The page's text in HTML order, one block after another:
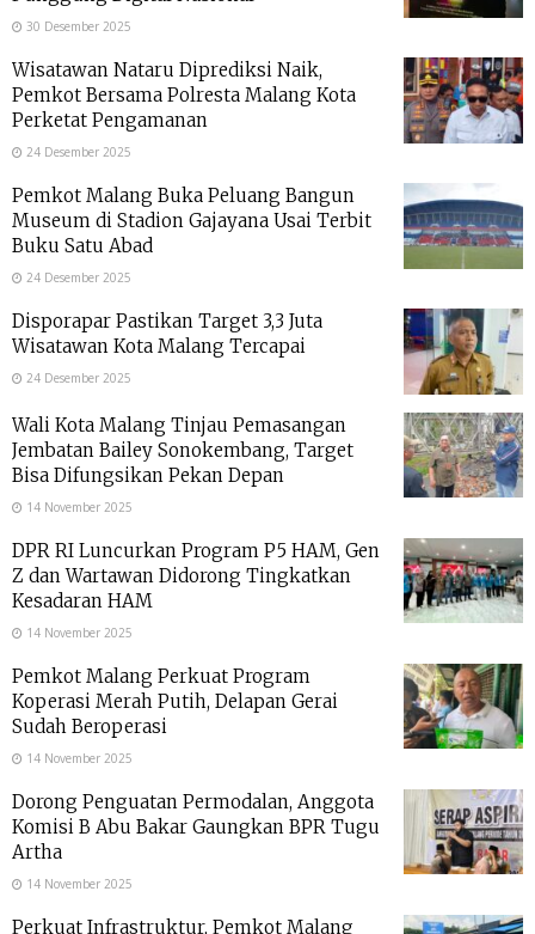
30 Desember 2025
Wisatawan Nataru Diprediksi Naik,
Pemkot Bersama Polresta Malang Kota
Perketat Pengamanan
24 Desember 2025
Pemkot Malang Buka Peluang Bangun
Museum di Stadion Gajayana Usai Terbit
Buku Satu Abad
24 Desember 2025
Disporapar Pastikan Target 3,3 Juta
Wisatawan Kota Malang Tercapai
24 Desember 2025
Wali Kota Malang Tinjau Pemasangan
Jembatan Bailey Sonokembang, Target
Bisa Difungsikan Pekan Depan
14 November 2025
DPR RI Luncurkan Program P5 HAM, Gen
Z dan Wartawan Didorong Tingkatkan
Kesadaran HAM
14 November 2025
Pemkot Malang Perkuat Program
Koperasi Merah Putih, Delapan Gerai
Sudah Beroperasi
14 November 2025
Dorong Penguatan Permodalan, Anggota
Komisi B Abu Bakar Gaungkan BPR Tugu
Artha
14 November 2025
Perkuat Infrastruktur, Pemkot Malang